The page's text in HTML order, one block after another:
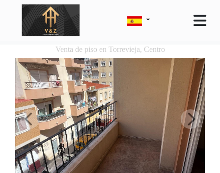
Venta de piso en Torrevieja, Centro